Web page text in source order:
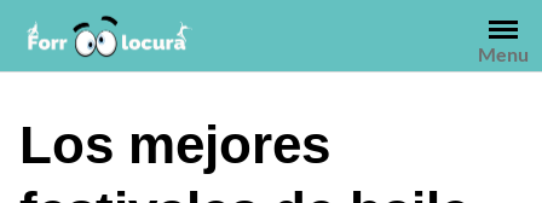
contenido
Menu
Los mejores